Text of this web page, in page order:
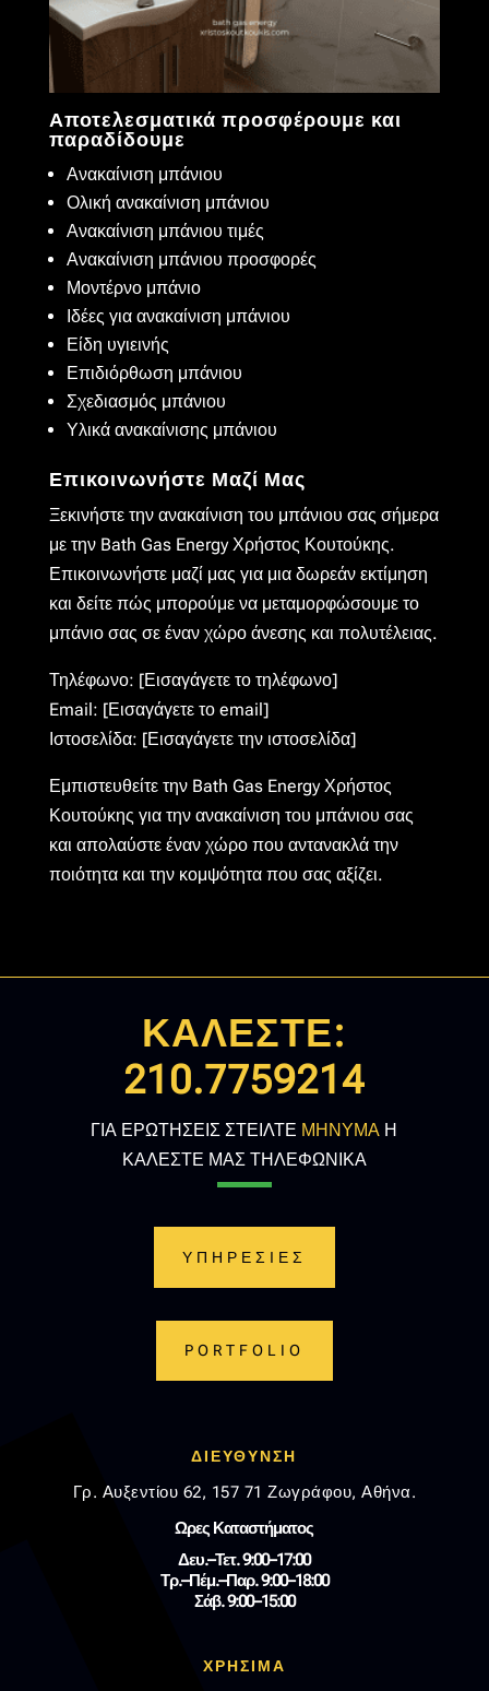
Αποτελεσματικά προσφέρουμε και
παραδίδουμε
Ανακαίνιση μπάνιου
Ολική ανακαίνιση μπάνιου
Ανακαίνιση μπάνιου τιμές
Ανακαίνιση μπάνιου προσφορές
Μοντέρνο μπάνιο
Ιδέες για ανακαίνιση μπάνιου
Είδη υγιεινής
Επιδιόρθωση μπάνιου
Σχεδιασμός μπάνιου
Υλικά ανακαίνισης μπάνιου
Επικοινωνήστε Μαζί Μας
Ξεκινήστε την ανακαίνιση του μπάνιου σας σήμερα
με την Bath Gas Energy Χρήστος Κουτούκης.
Επικοινωνήστε μαζί μας για μια δωρεάν εκτίμηση
και δείτε πώς μπορούμε να μεταμορφώσουμε το
μπάνιο σας σε έναν χώρο άνεσης και πολυτέλειας.
Τηλέφωνο: [Εισαγάγετε το τηλέφωνο]
Email: [Εισαγάγετε το email]
Ιστοσελίδα: [Εισαγάγετε την ιστοσελίδα]
Εμπιστευθείτε την Bath Gas Energy Χρήστος
Κουτούκης για την ανακαίνιση του μπάνιου σας
και απολαύστε έναν χώρο που αντανακλά την
ποιότητα και την κομψότητα που σας αξίζει.
ΚΑΛΕΣΤΕ:
210.7759214
ΓΙΑ ΕΡΩΤΗΣΕΙΣ ΣΤΕΙΛΤΕ ΜΗΝΥΜΑ Η
ΚΑΛΕΣΤΕ ΜΑΣ ΤΗΛΕΦΩΝΙΚΑ
ΥΠΗΡΕΣΙΕΣ
PORTFOLIO
ΔΙΕΥΘΥΝΣΗ
Γρ. Αυξεντίου 62, 157 71 Ζωγράφου, Αθήνα.
Ωρες Καταστήματος
Δευ.–Τετ. 9:00–17:00
Τρ.–Πέμ.–Παρ. 9:00–18:00
Σάβ. 9:00–15:00
ΧΡΗΣΙΜΑ